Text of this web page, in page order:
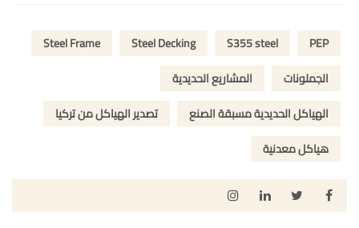
PEP
S355 steel
Steel Decking
Steel Frame
الجملونات
المشاريع الحديدية
الهياكل الحديدية مسبقة الصنع
تصدير الهياكل من تركيا
هياكل معدنية